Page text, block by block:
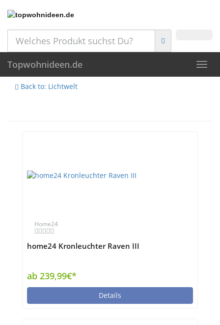
Topwohnideen.de
Back to: Lichtwelt
Home24
home24 Kronleuchter Raven III
ab 239,99€*
Details